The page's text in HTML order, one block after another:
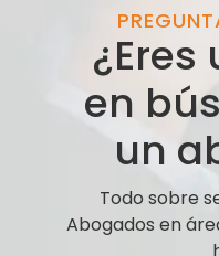
en
un
Todo sobre
Abogados en